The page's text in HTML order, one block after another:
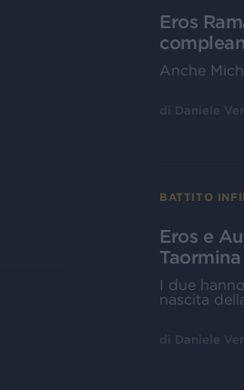
Eros
Anche
di Daniele
BATTITO
Eros e
I due
nascita
di Daniele